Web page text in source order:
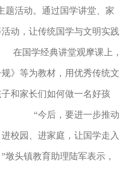
题活动。通过国学讲堂、家
动，让传统国学与文明实践
国学经典讲堂观摩课上，
》等为教材，用优秀传统文
和家长们如何做一名好孩
。 “今后，要进一步推动
校园、进家庭，让国学走入
墩头镇教育助理陆军表示，